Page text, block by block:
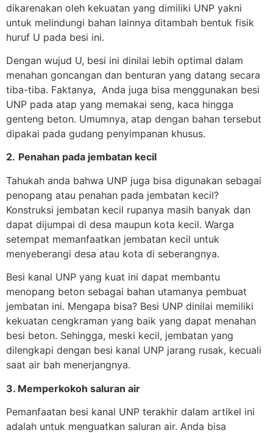
dikarenakan oleh kekuatan yang dimiliki UNP yakni
untuk melindungi bahan lainnya ditambah bentuk fisik
huruf U pada besi ini.
Dengan wujud U, besi ini dinilai lebih optimal dalam
menahan goncangan dan benturan yang datang secara
tiba-tiba. Faktanya, Anda juga bisa menggunakan besi
UNP pada atap yang memakai seng, kaca hingga
genteng beton. Umumnya, atap dengan bahan tersebut
dipakai pada gudang penyimpanan khusus.
2. Penahan pada jembatan kecil
Tahukah anda bahwa UNP juga bisa digunakan sebagai
penopang atau penahan pada jembatan kecil?
Konstruksi jembatan kecil rupanya masih banyak dan
dapat dijumpai di desa maupun kota kecil. Warga
setempat memanfaatkan jembatan kecil untuk
menyeberangi desa atau kota di seberangnya.
Besi kanal UNP yang kuat ini dapat membantu
menopang beton sebagai bahan utamanya pembuat
jembatan ini. Mengapa bisa? Besi UNP dinilai memiliki
kekuatan cengkraman yang baik yang dapat menahan
besi beton. Sehingga, meski kecil, jembatan yang
dilengkapi dengan besi kanal UNP jarang rusak, kecuali
saat air bah menerjangnya.
3. Memperkokoh saluran air
Pemanfaatan besi kanal UNP terakhir dalam artikel ini
adalah untuk menguatkan saluran air. Anda bisa